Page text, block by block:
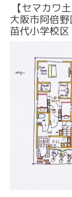
【セマカワ
大阪市阿倍
苗代小学校区